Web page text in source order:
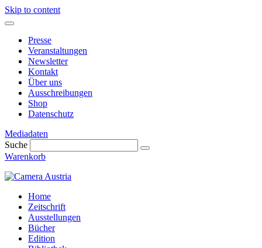
Skip to content
Presse
Veranstaltungen
Newsletter
Kontakt
Über uns
Ausschreibungen
Shop
Datenschutz
Mediadaten
Suche
Warenkorb
Home
Zeitschrift
Ausstellungen
Bücher
Edition